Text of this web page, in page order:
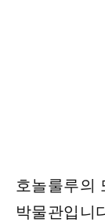
호놀룰루의
박물관입니